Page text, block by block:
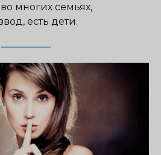
многих семьях,
есть дети.